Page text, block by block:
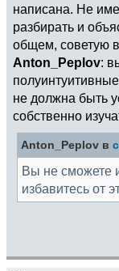
написана. Не
разбирать и
общем, советую
Anton_Peplov:
не должна быть
собственно
Anton_Peplov в
Вы не сможете
избавитесь от